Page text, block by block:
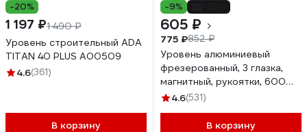
-20%
1 197 ₽1 490 ₽
Уровень строительный ADA
TITAN 40 PLUS А00509
4.6(361)
В корзину
-9%
605 ₽
775 ₽852 ₽
Уровень алюминиевый
фрезерованный, 3 глазка,
магнитный, рукоятки, 600
мм СИБРТЕХ УСМ-0,5-600
4.6(531)
В корзину